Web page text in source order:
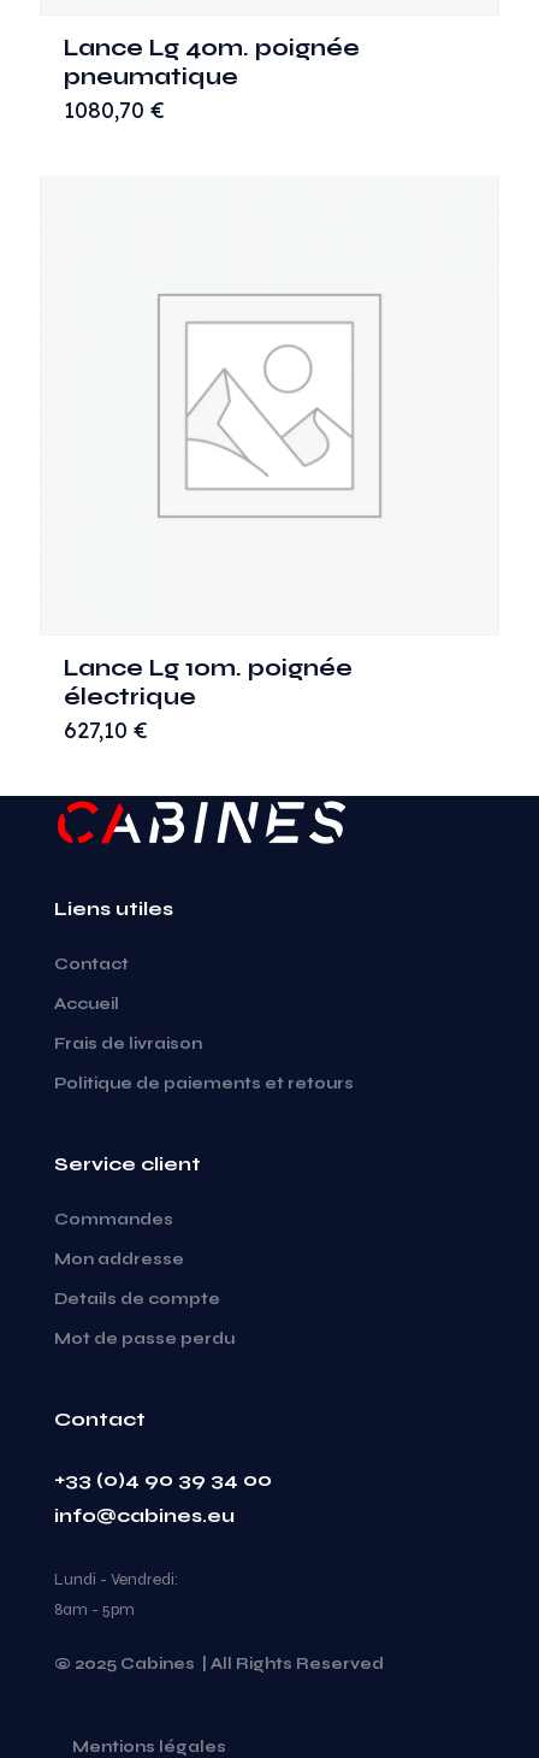
Lance Lg 40m. poignée
pneumatique
1080,70 €
Lance Lg 10m. poignée
électrique
627,10 €
Liens utiles
Contact
Accueil
Frais de livraison
Politique de paiements et retours
Service client
Commandes
Mon addresse
Details de compte
Mot de passe perdu
Contact
+33 (0)4 90 39 34 00
info@cabines.eu
Lundi - Vendredi:
8am - 5pm
© 2025 Cabines | All Rights Reserved
Mentions légales